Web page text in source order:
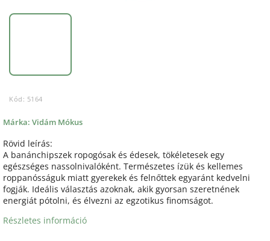
Kód: 5164
Márka: Vidám Mókus
Rövid leírás:
A banánchipszek ropogósak és édesek, tökéletesek egy
egészséges nassolnivalóként. Természetes ízük és kellemes
roppanósságuk miatt gyerekek és felnőttek egyaránt kedvelni
fogják. Ideális választás azoknak, akik gyorsan szeretnének
energiát pótolni, és élvezni az egzotikus finomságot.
Részletes információ